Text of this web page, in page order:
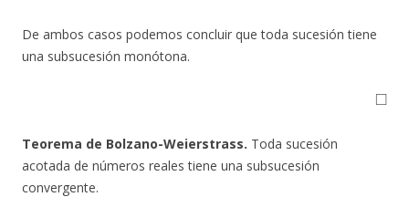
De ambos casos podemos concluir que toda sucesión tiene
una subsucesión monótona.
◻
Teorema de Bolzano-Weierstrass. Toda sucesión
acotada de números reales tiene una subsucesión
convergente.